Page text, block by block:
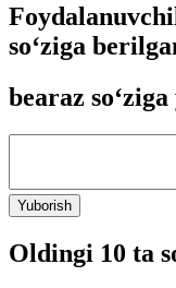
so‘ziga
bearaz
Yuborish
Oldingi 10 ta